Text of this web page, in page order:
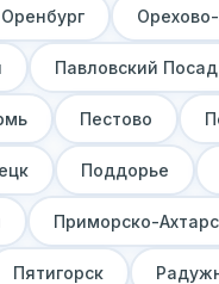
Оренбург
Павловский Посад
Пестово
Поддорье
Приморско-
Пятигорск